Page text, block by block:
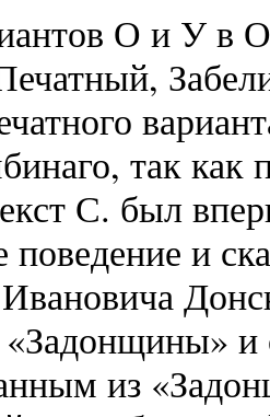
О и У в
так как
С. был
поведение и
«Задонщины» и
из